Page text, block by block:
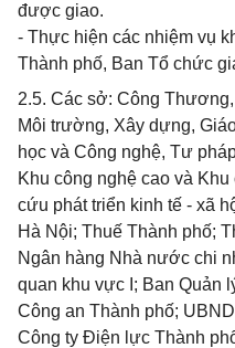
được giao.
- Thực hiện các nhiệm vụ
Thành phố, Ban Tổ chức
2.5. Các sở: Công
Môi trường, Xây dựng,
học và Công nghệ, Tư
Khu công nghệ cao và
cứu phát triển kinh tế - xã
Hà Nội; Thuế Thành phố;
Ngân hàng Nhà nước chi
quan khu vực I; Ban Quản
Công an Thành phố;
Công ty Điện lực Thành